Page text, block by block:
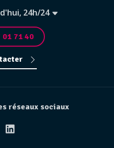
24h/24
01 71 40
réseaux sociaux
Linkedin